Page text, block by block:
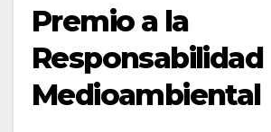
Premio a la
Responsabilidad
Medioambiental